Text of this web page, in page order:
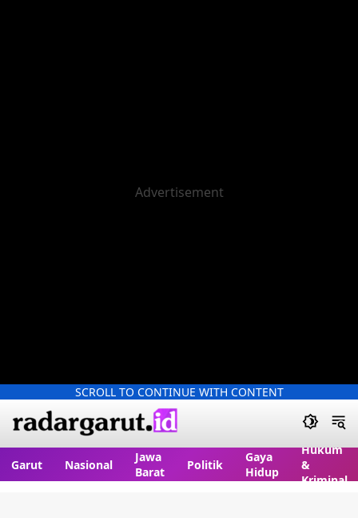
SCROLL TO CONTINUE WITH CONTENT
Garut Nasional
Jawa
Barat
Politik
Gaya
Hidup
Hukum
&
Kriminal